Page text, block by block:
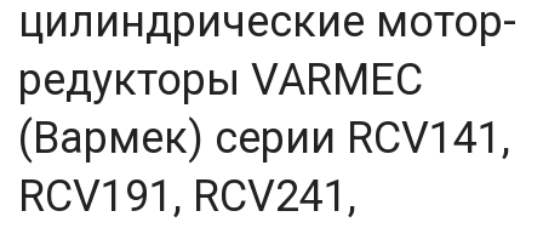
25
25,4
29,88
30,3
40
41,74
цилиндрические мотор-
редукторы VARMEC
(Вармек) серии RCV141,
RCV191, RCV241,